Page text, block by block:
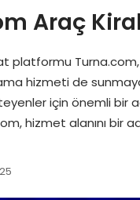
Araç
platformu
hizmeti de
için önemli bir
hizmet alanını bir